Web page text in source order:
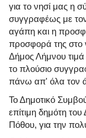
για το νησί μας η
συγγραφέως με
αγάπη και η
προσφορά της στο
Δήμος Λήμνου
το πλούσιο
πάνω απ' όλα τον
Το Δημοτικό
επίτιμη δημότη
Πόθου, για την